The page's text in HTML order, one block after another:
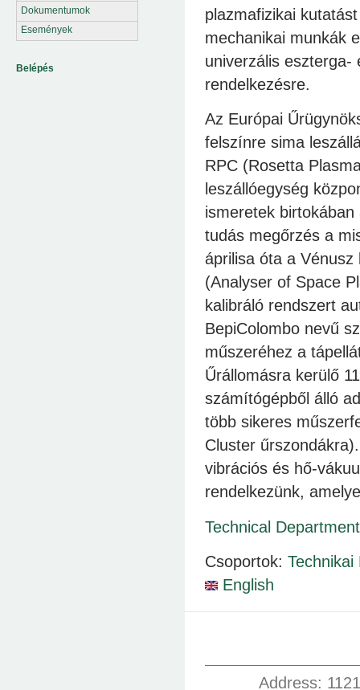
Dokumentumok
Események
Belépés
plazmafizikai
mechanikai munkák
univerzális eszterga-
rendelkezésre.
Az Európai
felszínre sima
RPC (Rosetta
leszállóegység
ismeretek
tudás megőrzés a
áprilisa óta a Vénusz
(Analyser of Space
kalibráló rendszert
BepiColombo nevű
műszeréhez a
Űrállomásra kerülő
számítógépből álló
több sikeres
Cluster
vibrációs és hő-
rendelkezünk,
Technical Department
Csoportok: Technikai
English
Address: